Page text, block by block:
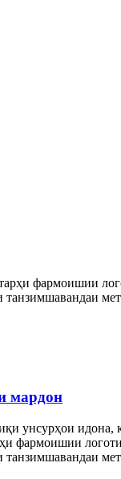
фармоишии
мардон
унсурҳои
фармоишии